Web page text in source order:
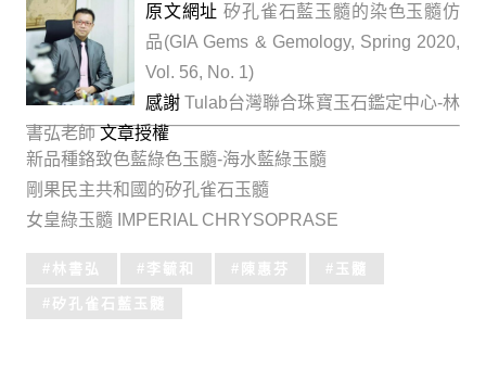
原文網址矽孔雀石藍玉髓的染色玉髓仿
品(GIA Gems & Gemology, Spring 2020,
Vol. 56, No. 1)
感謝Tulab台灣聯合珠寶玉石鑑定中心-林
書弘老師 文章授權
新品種鉻致色藍綠色玉髓-海水藍綠玉髓
剛果民主共和國的矽孔雀石玉髓
女皇綠玉髓 IMPERIAL CHRYSOPRASE
Tagged
with:
林書弘 李毓和 陳惠芬 玉髓
矽孔雀石藍玉髓